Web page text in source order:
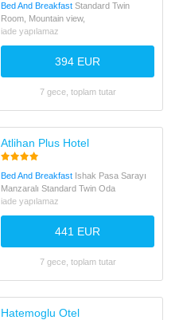
Bed And Breakfast Standard Twin
Room, Mountain view,
iade yapılamaz
394 EUR
7 gece, toplam tutar
Atlihan Plus Hotel
Bed And Breakfast Ishak Pasa Sarayı
Manzaralı Standard Twin Oda
iade yapılamaz
441 EUR
7 gece, toplam tutar
Hatemoglu Otel